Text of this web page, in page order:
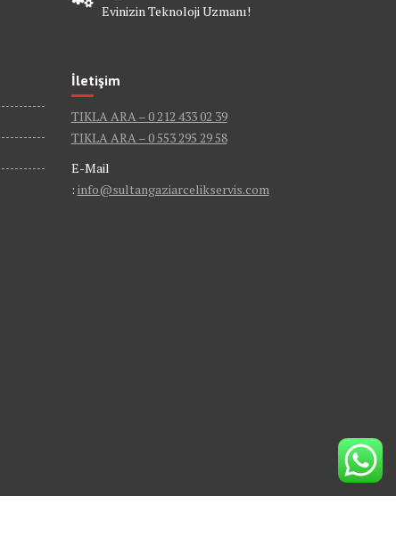
Evinizin Teknoloji Uzmanı!
İletişim
TIKLA ARA – 0 212 433 02 39
TIKLA ARA – 0 553 295 29 58
E-Mail
: info@sultangaziarcelikservis.com